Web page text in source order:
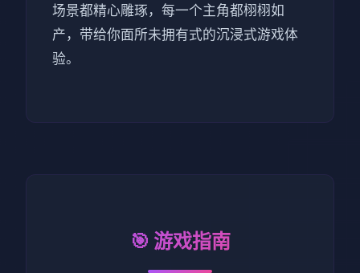
场景都精心雕琢，每一个主角都栩栩如
产，带给你面所未拥有式的沉浸式游戏体
验。
🎯 游戏指南